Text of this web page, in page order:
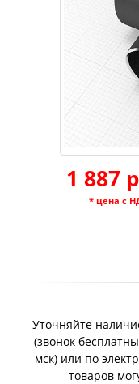
1 887
* цена с
Уточняйте
(звонок
мск) или по
товаров